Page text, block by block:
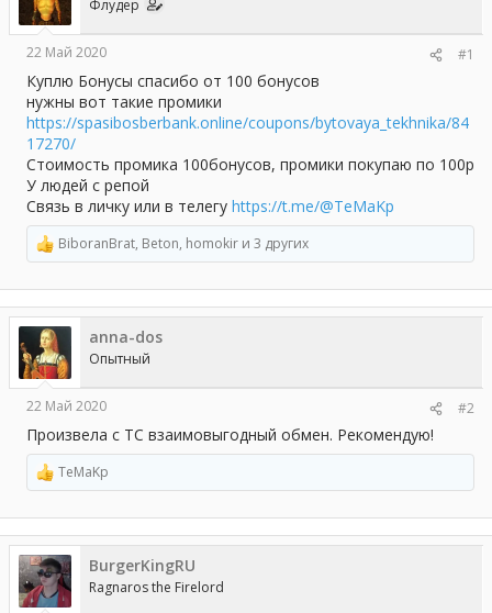
ы
а
Флудер
22 Май 2020 #1
Куплю Бонусы спасибо от 100 бонусов
нужны вот такие промики
https://spasibosberbank.online/coupons/bytovaya_tekhnika/84
17270/
Стоимость промика 100бонусов, промики покупаю по 100р
У людей с репой
Связь в личку или в телегу https://t.me/@TeMaKp
Р
е
а
к
ц
и
и
:
BiboranBrat, Beton, homokir и 3 других
anna-dos
Опытный
22 Май 2020 #2
Произвела с ТС взаимовыгодный обмен. Рекомендую!
Р
е
а
к
ц
и
и
:
TeMaKp
BurgerKingRU
Ragnaros the Firelord